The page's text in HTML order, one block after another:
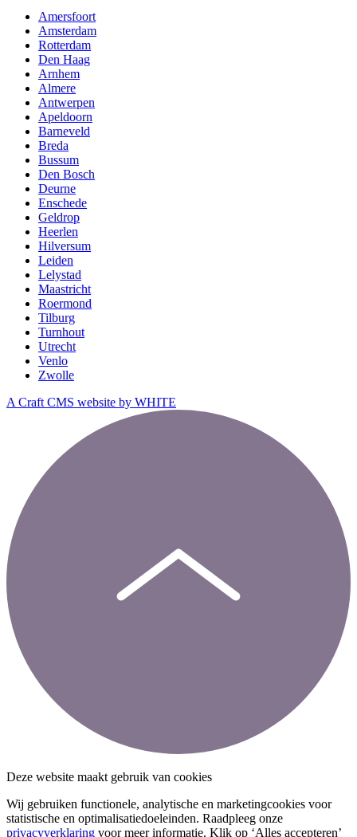
Amersfoort
Amsterdam
Rotterdam
Den Haag
Arnhem
Almere
Antwerpen
Apeldoorn
Barneveld
Breda
Bussum
Den Bosch
Deurne
Enschede
Geldrop
Heerlen
Hilversum
Leiden
Lelystad
Maastricht
Roermond
Tilburg
Turnhout
Utrecht
Venlo
Zwolle
A Craft CMS website by WHITE
Deze website maakt gebruik van cookies
Wij gebruiken functionele, analytische en marketingcookies voor
statistische en optimalisatiedoeleinden. Raadpleeg onze
privacyverklaring voor meer informatie. Klik op ‘Alles accepteren’